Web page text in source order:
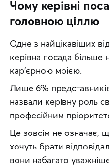
Чому керівні
головною ціллю
Одне з найцікавіших
керівна посада більше
кар'єрною мрією.
Лише 6%
назвали керівну роль
професійним
Це зовсім не означає,
хочуть брати
вони набагато